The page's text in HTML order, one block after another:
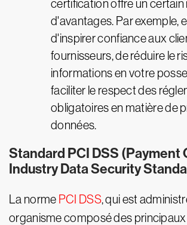
certification offre un
d'avantages. Par exemple,
d'inspirer confiance aux
fournisseurs, de réduire le
informations en votre
faciliter le respect des
obligatoires en matière de
données.
Standard PCI DSS (Payment
Industry Data Security
La norme PCI DSS, qui est
organisme composé des